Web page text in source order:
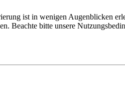
ist in wenigen Augenblicken
Beachte bitte unsere